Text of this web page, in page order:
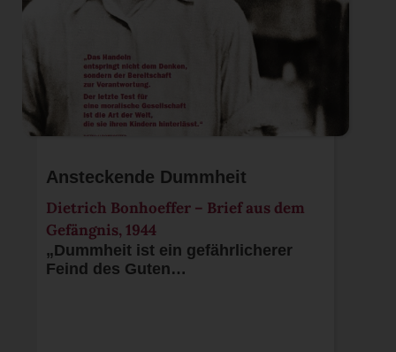
Ansteckende Dummheit
Dietrich Bonhoeffer – Brief aus dem
Gefängnis, 1944
„Dummheit ist ein gefährlicherer
Feind des Guten…